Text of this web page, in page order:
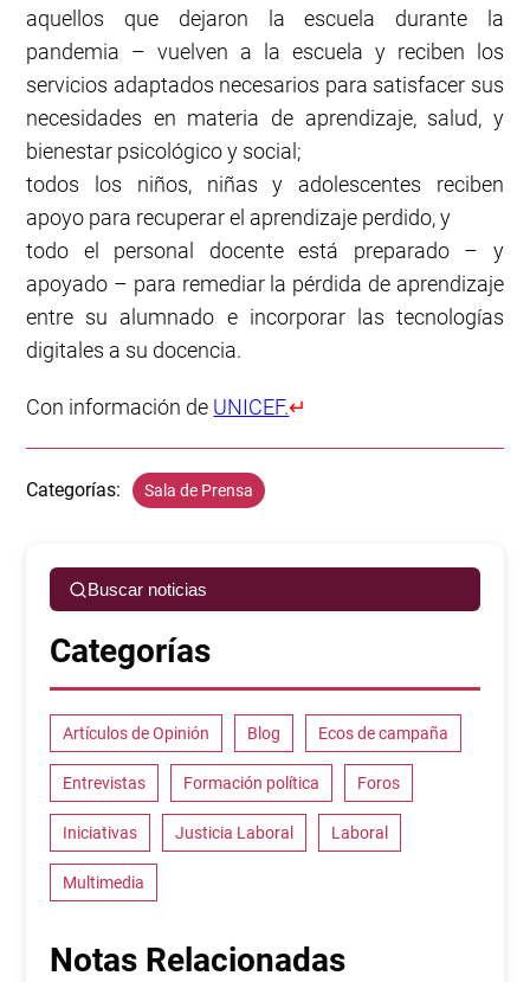
aquellos que dejaron la escuela durante la
pandemia – vuelven a la escuela y reciben los
servicios adaptados necesarios para satisfacer sus
necesidades en materia de aprendizaje, salud, y
bienestar psicológico y social;
todos los niños, niñas y adolescentes reciben
apoyo para recuperar el aprendizaje perdido, y
todo el personal docente está preparado – y
apoyado – para remediar la pérdida de aprendizaje
entre su alumnado e incorporar las tecnologías
digitales a su docencia.
Con información de UNICEF.↵
Categorías: Sala de Prensa
Buscar noticias
Categorías
Artículos de Opinión Blog Ecos de campaña
Entrevistas Formación política Foros
Iniciativas Justicia Laboral Laboral
Multimedia
Notas Relacionadas